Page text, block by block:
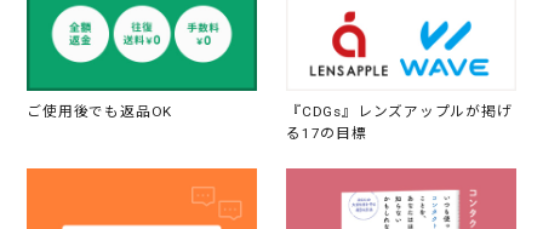
ご使用後でも返品OK
『CDGs』レンズアップルが掲げ
る17の目標